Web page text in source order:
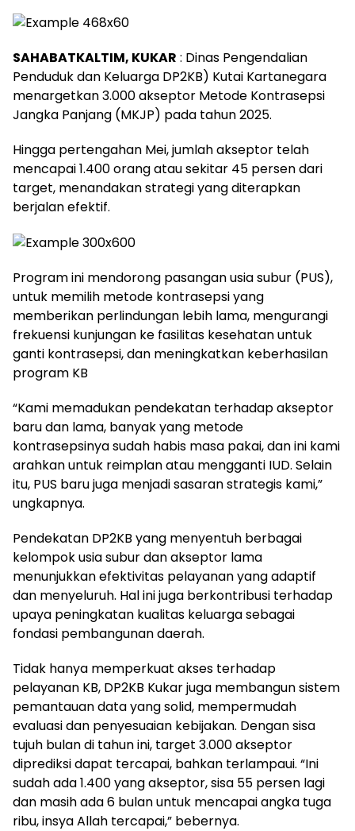
SAHABATKALTIM, KUKAR : Dinas Pengendalian
Penduduk dan Keluarga DP2KB) Kutai Kartanegara
menargetkan 3.000 akseptor Metode Kontrasepsi
Jangka Panjang (MKJP) pada tahun 2025.
Hingga pertengahan Mei, jumlah akseptor telah
mencapai 1.400 orang atau sekitar 45 persen dari
target, menandakan strategi yang diterapkan
berjalan efektif.
Program ini mendorong pasangan usia subur (PUS),
untuk memilih metode kontrasepsi yang
memberikan perlindungan lebih lama, mengurangi
frekuensi kunjungan ke fasilitas kesehatan untuk
ganti kontrasepsi, dan meningkatkan keberhasilan
program KB
“Kami memadukan pendekatan terhadap akseptor
baru dan lama, banyak yang metode
kontrasepsinya sudah habis masa pakai, dan ini kami
arahkan untuk reimplan atau mengganti IUD. Selain
itu, PUS baru juga menjadi sasaran strategis kami,”
ungkapnya.
Pendekatan DP2KB yang menyentuh berbagai
kelompok usia subur dan akseptor lama
menunjukkan efektivitas pelayanan yang adaptif
dan menyeluruh. Hal ini juga berkontribusi terhadap
upaya peningkatan kualitas keluarga sebagai
fondasi pembangunan daerah.
Tidak hanya memperkuat akses terhadap
pelayanan KB, DP2KB Kukar juga membangun sistem
pemantauan data yang solid, mempermudah
evaluasi dan penyesuaian kebijakan. Dengan sisa
tujuh bulan di tahun ini, target 3.000 akseptor
diprediksi dapat tercapai, bahkan terlampaui. “Ini
sudah ada 1.400 yang akseptor, sisa 55 persen lagi
dan masih ada 6 bulan untuk mencapai angka tuga
ribu, insya Allah tercapai,” bebernya.